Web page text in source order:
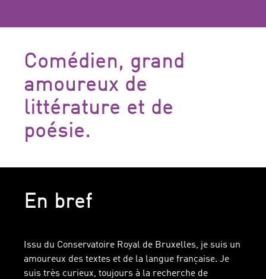
Comédien, grand
amoureux de
littérature et de
poésie.
En bref
Issu du Conservatoire Royal de Bruxelles, je suis un
amoureux des textes et de la langue française. Je
suis très curieux, toujours à la recherche de